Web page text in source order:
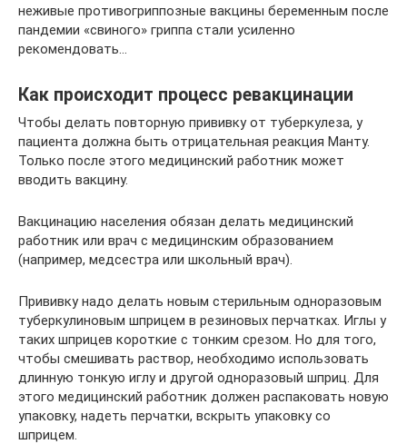
неживые противогриппозные вакцины беременным после
пандемии «свиного» гриппа стали усиленно
рекомендовать…
Как происходит процесс ревакцинации
Чтобы делать повторную прививку от туберкулеза, у
пациента должна быть отрицательная реакция Манту.
Только после этого медицинский работник может
вводить вакцину.
Вакцинацию населения обязан делать медицинский
работник или врач с медицинским образованием
(например, медсестра или школьный врач).
Прививку надо делать новым стерильным одноразовым
туберкулиновым шприцем в резиновых перчатках. Иглы у
таких шприцев короткие с тонким срезом. Но для того,
чтобы смешивать раствор, необходимо использовать
длинную тонкую иглу и другой одноразовый шприц. Для
этого медицинский работник должен распаковать новую
упаковку, надеть перчатки, вскрыть упаковку со
шприцем.